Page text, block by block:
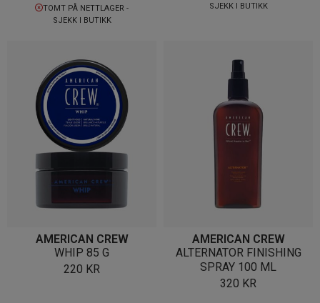
TOMT PÅ NETTLAGER -
SJEKK I BUTIKK
SJEKK I BUTIKK
AMERICAN CREW
WHIP 85 G
220 KR
AMERICAN CREW
ALTERNATOR FINISHING
SPRAY 100 ML
320 KR